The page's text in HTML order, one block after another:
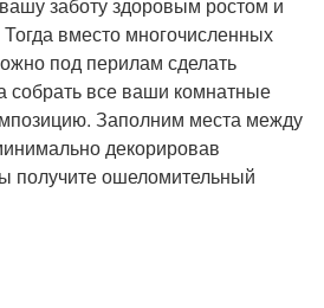
вместо многочисленных
под перилам сделать
собрать все ваши комнатные
Заполним места между
декорировав
получите ошеломительный